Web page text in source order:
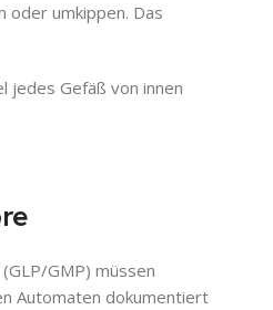
oder umkippen. Das
jedes Gefäß von innen
GMP) müssen
Automaten dokumentiert